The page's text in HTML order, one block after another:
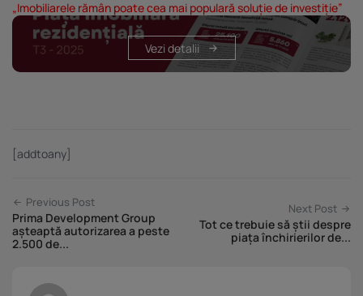
„Imobiliarele rămân poate cea mai populară soluție de investiție”
Vezi detalii
[addtoany]
Previous Post
Prima Development Group
așteaptă autorizarea a peste
2.500 de...
Next Post
Tot ce trebuie să știi despre
piața închirierilor de...